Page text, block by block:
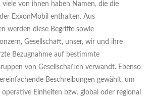
viele von ihnen haben Namen, die die
ExxonMobil enthalten. Aus
werden diese Begriffe sowie
Gesellschaft, unser, wir und ihre
Bezugnahme auf bestimmte
von Gesellschaften verwandt. Ebenso
Beschreibungen gewählt, um
Einheiten bzw. global oder regional